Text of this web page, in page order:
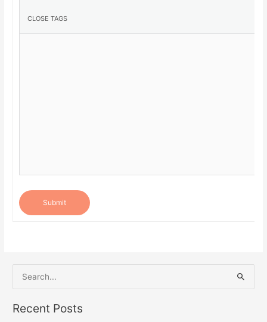
Submit
e
a
Recent Posts